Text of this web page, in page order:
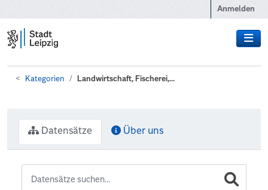
Anmelden
Kategorien Landwirtschaft, Fischerei,...
Datensätze Über uns